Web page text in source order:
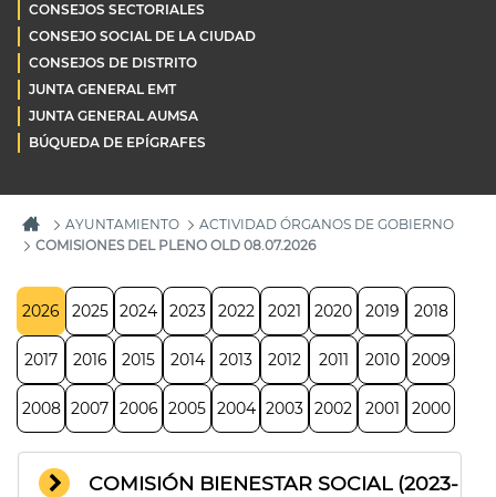
CONSEJOS SECTORIALES
CONSEJO SOCIAL DE LA CIUDAD
CONSEJOS DE DISTRITO
JUNTA GENERAL EMT
JUNTA GENERAL AUMSA
BÚQUEDA DE EPÍGRAFES
AYUNTAMIENTO
ACTIVIDAD ÓRGANOS DE GOBIERNO
COMISIONES DEL PLENO OLD 08.07.2026
2026 2025 2024 2023 2022 2021 2020 2019 2018
2017 2016 2015 2014 2013 2012 2011 2010 2009
2008 2007 2006 2005 2004 2003 2002 2001 2000
COMISIÓN BIENESTAR SOCIAL (2023-